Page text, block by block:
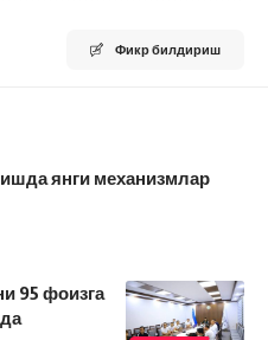
Фикр билдириш
янги механизмлар
95 фоизга